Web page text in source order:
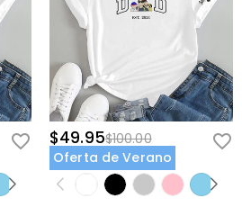
$49.95$100.00
Oferta de Verano